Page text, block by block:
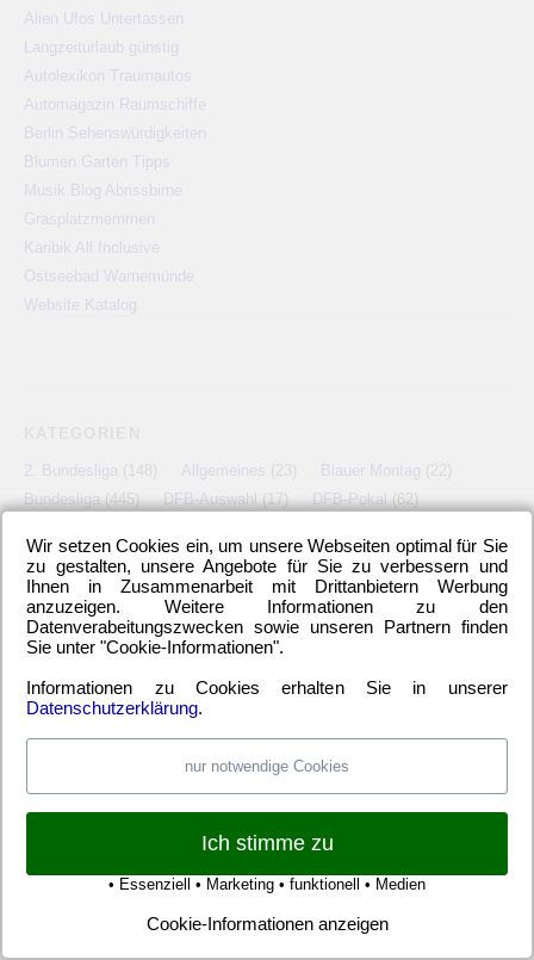
Alien Ufos Untertassen
Langzeiturlaub günstig
Autolexikon Traumautos
Automagazin Raumschiffe
Berlin Sehenswürdigkeiten
Blumen Garten Tipps
Musik Blog Abrissbirne
Grasplatzmemmen
Karibik All Inclusive
Ostseebad Warnemünde
Website Katalog
2. Bundesliga (148) Allgemeines (23) Blauer Montag (22)
Bundesliga (445) DFB-Auswahl (17) DFB-Pokal (62)
Relegationsspiel(4) Schiedsrichter(21) Transfers(7)
UEFA Europa League(22) UEFA-Cup (12)
META
Eintrags-Feed
HERTHA BSC – SCHLAGWORTE
Wir setzen Cookies ein, um unsere Webseiten optimal für Sie
zu gestalten, unsere Angebote für Sie zu verbessern und
Ihnen in Zusammenarbeit mit Drittanbietern Werbung
anzuzeigen. Weitere Informationen zu den
Datenverabeitungszwecken sowie unseren Partnern finden
Sie unter "Cookie-Informationen".
Informationen zu Cookies erhalten Sie in unserer
Datenschutzerklärung.
nur notwendige Cookies
Ich stimme zu
• Essenziell • Marketing • funktionell • Medien
Cookie-Informationen anzeigen